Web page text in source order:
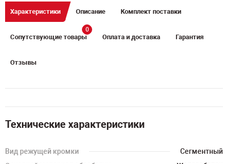
Характеристики Описание Комплект поставки
Сопутствующие товары
0
Оплата и доставка Гарантия
Отзывы
Технические характеристики
Вид режущей кромки
Сегментный